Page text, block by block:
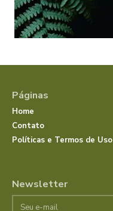
Páginas
Home
Contato
Políticas e Termos de Uso
Newsletter